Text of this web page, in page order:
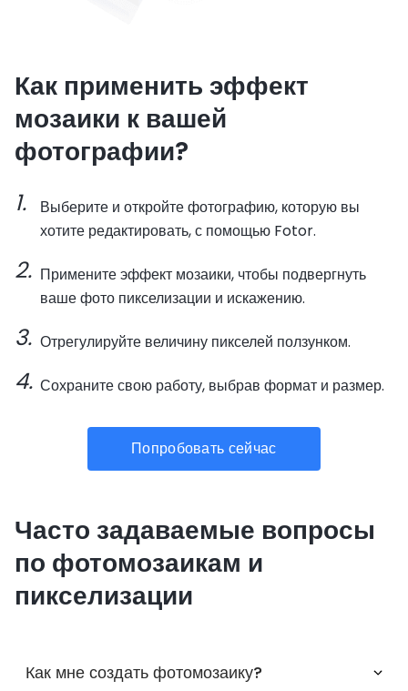
Как применить эффект
мозаики к вашей
фотографии?
Выберите и откройте фотографию, которую вы
хотите редактировать, с помощью Fotor.
Примените эффект мозаики, чтобы подвергнуть
ваше фото пикселизации и искажению.
Отрегулируйте величину пикселей ползунком.
Сохраните свою работу, выбрав формат и размер.
Попробовать сейчас
Часто задаваемые вопросы
по фотомозаикам и
пикселизации
Как мне создать фотомозаику?